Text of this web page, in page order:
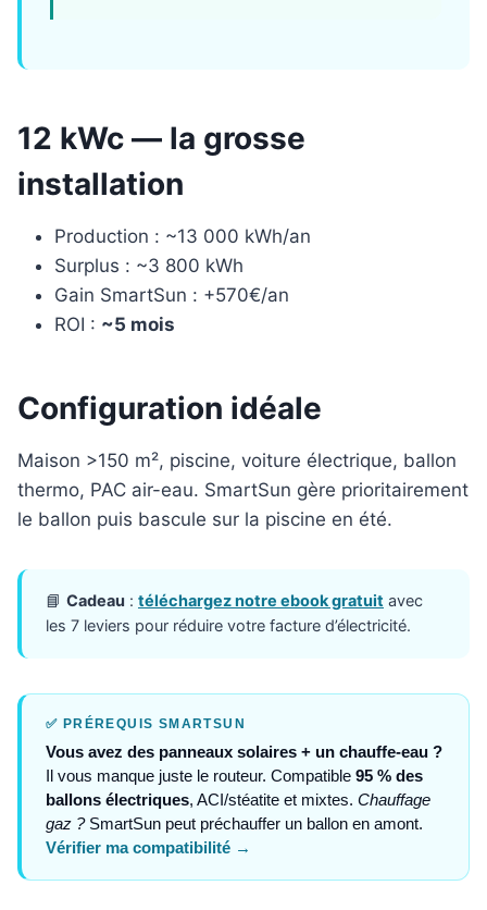
12 kWc — la grosse
installation
Production : ~13 000 kWh/an
Surplus : ~3 800 kWh
Gain SmartSun : +570€/an
ROI : ~5 mois
Configuration idéale
Maison >150 m², piscine, voiture électrique, ballon
thermo, PAC air-eau. SmartSun gère prioritairement
le ballon puis bascule sur la piscine en été.
📘 Cadeau : téléchargez notre ebook gratuit avec
les 7 leviers pour réduire votre facture d’électricité.
✅ PRÉREQUIS SMARTSUN
Vous avez des panneaux solaires + un chauffe-eau ?
Il vous manque juste le routeur. Compatible 95 % des
ballons électriques, ACI/stéatite et mixtes. Chauffage
gaz ?SmartSun peut préchauffer un ballon en amont.
Vérifier ma compatibilité →